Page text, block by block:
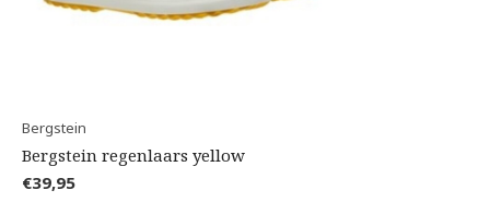
Bergstein
Bergstein regenlaars yellow
€39,95